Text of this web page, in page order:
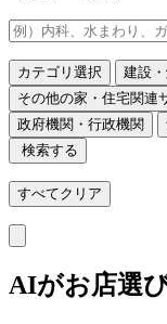
カテゴリ選択 建設
その他の家・住宅関連
政府機関・行政機関
検索する
すべてクリア
AIがお店選